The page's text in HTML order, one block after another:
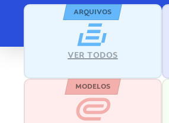
ARQUIVOS
VER TODOS
MODELOS